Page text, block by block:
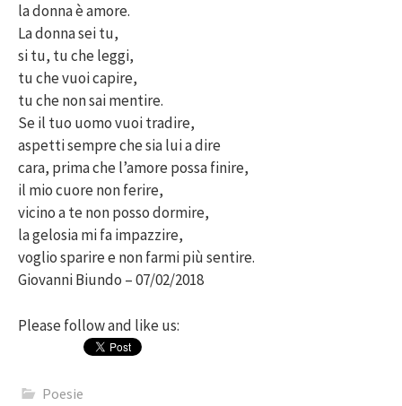
la donna è amore.
La donna sei tu,
si tu, tu che leggi,
tu che vuoi capire,
tu che non sai mentire.
Se il tuo uomo vuoi tradire,
aspetti sempre che sia lui a dire
cara, prima che l’amore possa finire,
il mio cuore non ferire,
vicino a te non posso dormire,
la gelosia mi fa impazzire,
voglio sparire e non farmi più sentire.
Giovanni Biundo – 07/02/2018
Please follow and like us:
Poesie